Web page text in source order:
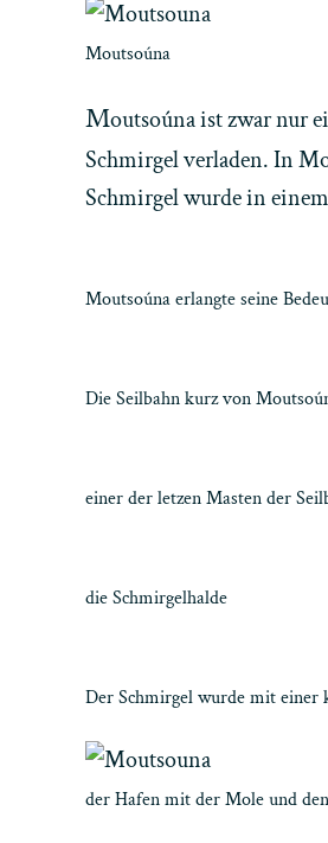
Moutsoúna
Moutsoúna ist zwar nur
Schmirgel verladen. In
Schmirgel wurde in
Moutsoúna erlangte seine
Die Seilbahn kurz von
einer der letzen Masten der
die Schmirgelhalde
Der Schmirgel wurde mit einer
der Hafen mit der Mole und